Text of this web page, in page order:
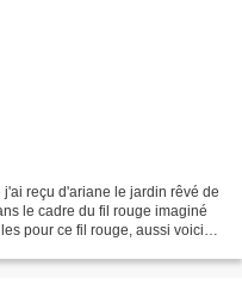
reçu d'ariane le jardin rêvé de
le cadre du fil rouge imaginé
pour ce fil rouge, aussi voici